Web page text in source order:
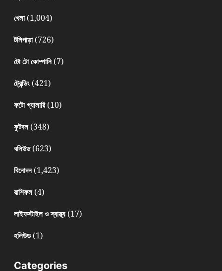
খেলা(1,004)
টলিপাড়া(726)
টো টো কোম্পানি(7)
ট্রেন্ডিং(421)
ফটো গ্যালারি(10)
ফুটবল(348)
বলিউড(623)
বিনোদন(1,423)
রাশিফল(4)
লাইফস্টাইল ও স্বাস্থ্য(17)
হলিউড(1)
Categories